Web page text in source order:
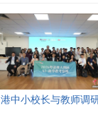
港中小校长与教师调